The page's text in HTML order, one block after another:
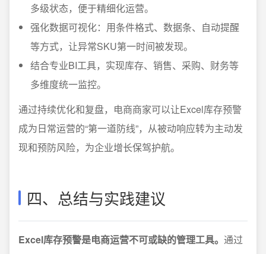
多级状态，便于精细化运营。
强化数据可视化：用条件格式、数据条、自动提醒
等方式，让异常SKU第一时间被发现。
结合专业BI工具，实现库存、销售、采购、财务等
多维度统一监控。
通过持续优化和复盘，电商商家可以让Excel库存预警
成为日常运营的“第一道防线”，从被动响应转为主动发
现和预防风险，为企业增长保驾护航。
四、总结与实践建议
Excel库存预警是电商运营不可或缺的管理工具。 通过